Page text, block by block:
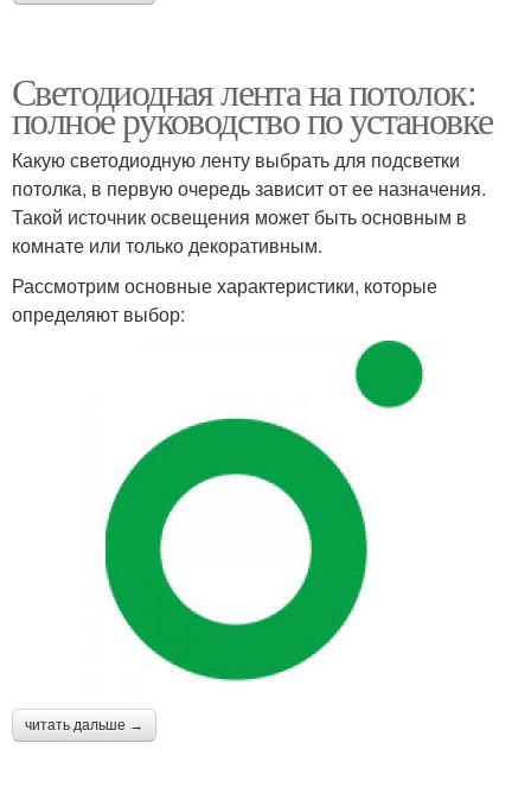
Светодиодная лента на потолок:
полное руководство по установке
Какую светодиодную ленту выбрать для подсветки
потолка, в первую очередь зависит от ее назначения.
Такой источник освещения может быть основным в
комнате или только декоративным.
Рассмотрим основные характеристики, которые
определяют выбор:
читать дальше →